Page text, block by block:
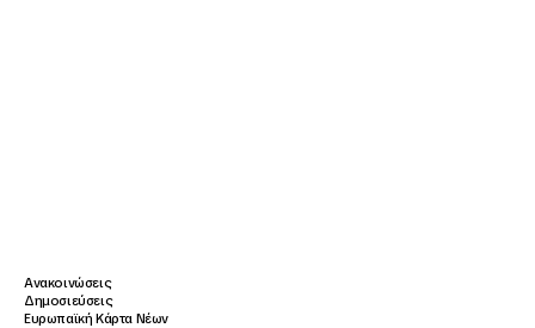
Ανακοινώσεις
Δημοσιεύσεις
Ευρωπαϊκή Κάρτα Νέων